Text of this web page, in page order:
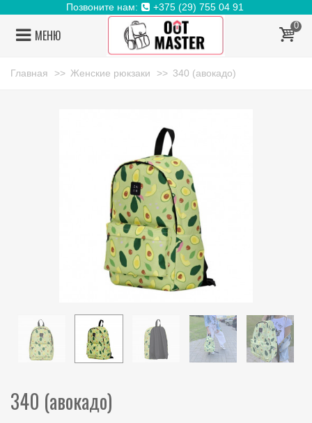
Позвоните нам: +375 (29) 755 04 91
МЕНЮ
0
Главная >> Женские рюкзаки >> 340 (авокадо)
340 (авокадо)